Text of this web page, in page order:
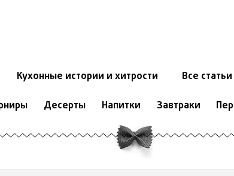
Кухонные истории и хитрости Все статьи
Десерты Напитки Завтраки